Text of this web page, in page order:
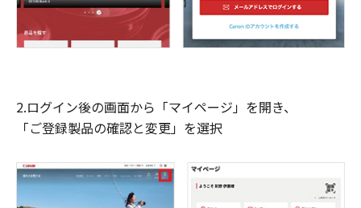
2.ログイン後の画面から「マイページ」を開き、
「ご登録製品の確認と変更」を選択